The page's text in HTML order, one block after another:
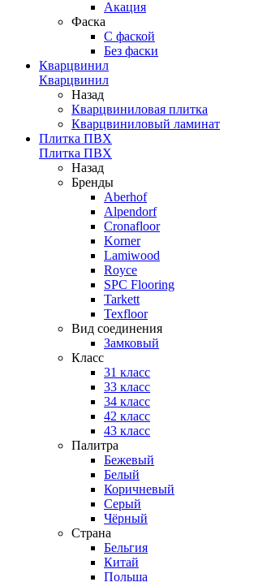
Акация
Фаска
С фаской
Без фаски
Кварцвинил
Кварцвинил
Назад
Кварцвиниловая плитка
Кварцвиниловый ламинат
Плитка ПВХ
Плитка ПВХ
Назад
Бренды
Aberhof
Alpendorf
Cronafloor
Korner
Lamiwood
Royce
SPC Flooring
Tarkett
Texfloor
Вид соединения
Замковый
Класс
31 класс
33 класс
34 класс
42 класс
43 класс
Палитра
Бежевый
Белый
Коричневый
Серый
Чёрный
Страна
Бельгия
Китай
Польша